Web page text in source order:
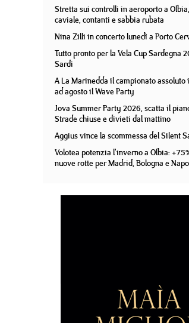
Stretta sui controlli in aeroporto a
caviale, contanti e sabbia rubata
Nina Zilli in concerto lunedì a Porto
Tutto pronto per la Vela Cup Sardegna
Sardi
A La Marinedda il campionato
ad agosto il Wave Party
Jova Summer Party 2026, scatta il
Strade chiuse e divieti dal mattino
Aggius vince la scommessa del Silent
Volotea potenzia l'inverno a Olbia:
nuove rotte per Madrid, Bologna e